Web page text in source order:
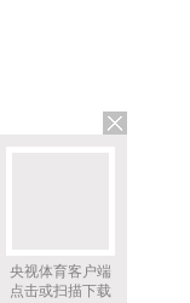
央视体育客户端
点击或扫描下载